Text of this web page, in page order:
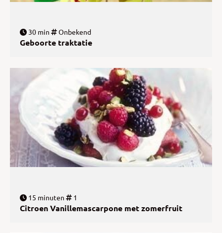
30 min Onbekend
Geboorte traktatie
15 minuten 1
Citroen Vanillemascarpone met zomerfruit